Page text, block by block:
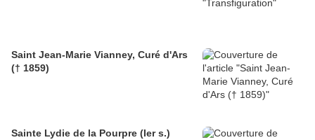
Saint Jean-Marie Vianney, Curé d'Ars
(† 1859)
Sainte Lydie de la Pourpre (Ier s.)